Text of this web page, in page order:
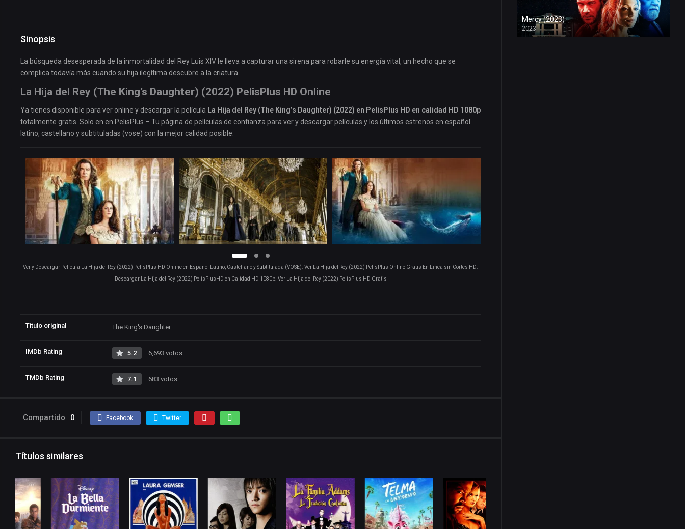
Sinopsis
La búsqueda desesperada de la inmortalidad del Rey Luis XIV le lleva a capturar una sirena para robarle su energía vital, un hecho que se
complica todavía más cuando su hija ilegítima descubre a la criatura.
La Hija del Rey (The King’s Daughter) (2022) PelisPlus HD Online
Ya tienes disponible para ver online y descargar la película La Hija del Rey (The King’s Daughter) (2022) en PelisPlus HD en calidad HD 1080p
totalmente gratis. Solo en en PelisPlus – Tu página de películas de confianza para ver y descargar películas y los últimos estrenos en español
latino, castellano y subtituladas (vose) con la mejor calidad posible.
Ver y Descargar Pelicula La Hija del Rey (2022) PelisPlus HD Online en Español Latino, Castellano y Subtitulada (VOSE). Ver La Hija del Rey (2022) PelisPlus Online Gratis En Linea sin Cortes HD.
Descargar La Hija del Rey (2022) PelisPlusHD en Calidad HD 1080p. Ver La Hija del Rey (2022) PelisPlus HD Gratis
Título original The King's Daughter
IMDb Rating 5.2 6,693 votos
TMDb Rating 7.1 683 votos
Compartido 0 Facebook Twitter
Títulos similares
Mercy (2023)
2023